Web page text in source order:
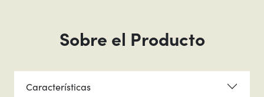
Sobre el Producto
Características